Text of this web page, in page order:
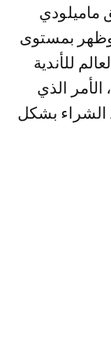
ماميلودي
وظهر بمستوى
للأندية
الأمر الذي
الشراء بشكل